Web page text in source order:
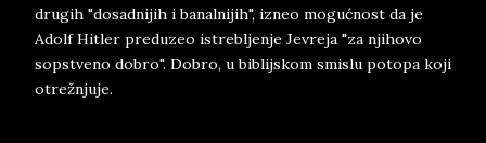
drugih "dosadnijih i banalnijih", izneo mogućnost da je
Adolf Hitler preduzeo istrebljenje Jevreja "za njihovo
sopstveno dobro". Dobro, u biblijskom smislu potopa koji
otrežnjuje.